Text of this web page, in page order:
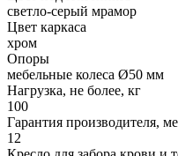
светло-серый мрамор
Цвет каркаса
хром
Опоры
мебельные колеса Ø50 мм
Нагрузка, не более, кг
100
Гарантия производителя,
12